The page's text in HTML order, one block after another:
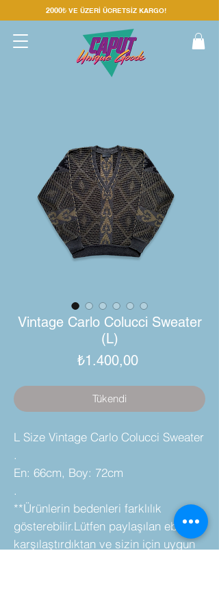
2000₺ VE ÜZERİ ÜCRETSİZ KARGO!
Vintage Carlo Colucci Sweater
(L)
₺1.400,00Fiyat
Tükendi
L Size Vintage Carlo Colucci Sweater
.
En: 66cm, Boy: 72cm
.
**Ürünlerin bedenleri farklılık
gösterebilir.Lütfen paylaşılan ebatları
karşılaştırdıktan ve sizin için uygun